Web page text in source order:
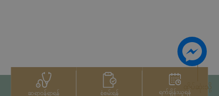
ဆရာဝန်ရှာရန် စုံစမ်းရန် ရက်ချိန်းယူရန်ထိပ်ဆုံးသို့